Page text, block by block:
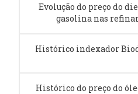
Evolução do preço do
gasolina nas
Histórico indexador
Histórico do preço do